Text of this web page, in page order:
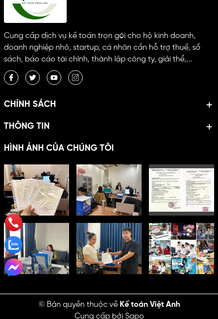
Cung cấp dịch vụ kế toán trọn gói cho hộ kinh doanh,
doanh nghiệp nhỏ, startup, cá nhân cần hỗ trợ thuế, sổ
sách, báo cáo tài chính, thành lập công ty, giải thể,...
CHÍNH SÁCH
THÔNG TIN
HÌNH ẢNH CỦA CHÚNG TÔI
© Bản quyền thuộc về Kế toán Việt Anh
Cung cấp bởi Sapo